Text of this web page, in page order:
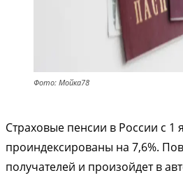
Фото: Мойка78
Страховые пенсии в России с 1
проиндексированы на 7,6%.
получателей и произойдет в